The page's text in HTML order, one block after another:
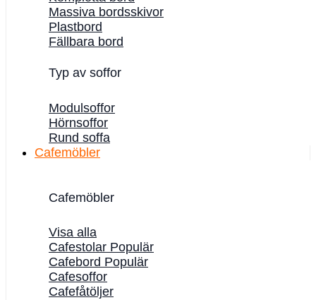
Massiva bordsskivor
Plastbord
Fällbara bord
Typ av soffor
Modulsoffor
Hörnsoffor
Rund soffa
Cafemöbler
Cafemöbler
Visa alla
Cafestolar
Cafebord
Cafesoffor
Cafefåtöljer